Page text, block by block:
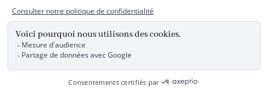
rectification, d'opposition, d'effacement, de portabilité ou de
limitation aux traitements de données vous concernant.
Vous pouvez exercer vos droits en écrivant à JACADI –
Service Clients – 2/10 Rue Chaptal, 92300 LEVALLOIS-
Pour plus d'informations, vous pouvez consulter notre